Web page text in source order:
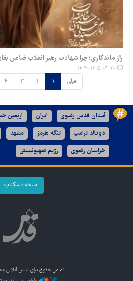
راز ماندگاری؛ چرا شهادت رهبر انقلاب ضامن
۱۴۰۵-۰۴-۲۰ ۱۳:۳۰
قبلی ۱ ۲ ۳ ۴
آستان قدس رضوی ایران اربعین
دونالد ترامپ تنگه هرمز مشهد
خراسان رضوی رژیم صهیونیستی
نسخه دسکتاپ
تمامی حقوق برای قدس آنلاین